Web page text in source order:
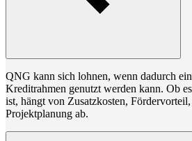
QNG kann sich lohnen, wenn dadurch
Kreditrahmen genutzt werden kann. Ob
ist, hängt von Zusatzkosten,
Projektplanung ab.